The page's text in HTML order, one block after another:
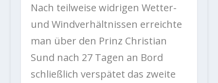
Nach teilweise widrigen Wetter-
und Windverhältnissen erreichte
man über den Prinz Christian
Sund nach 27 Tagen an Bord
schließlich verspätet das zweite